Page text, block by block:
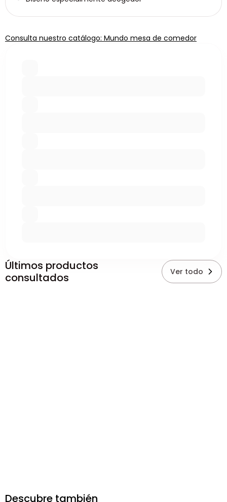
Consulta nuestro catálogo: Mundo mesa de comedor
Últimos productos
consultados
Ver todo
Descubre también